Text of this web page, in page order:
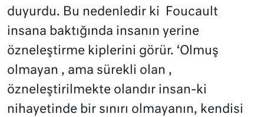
duyurdu. Bu nedenledir ki Foucault
insana baktığında insanın yerine
özneleştirme kiplerini görür. ‘Olmuş
olmayan , ama sürekli olan ,
özneleştirilmekte olandır insan-ki
nihayetinde bir sınırı olmayanın, kendisi